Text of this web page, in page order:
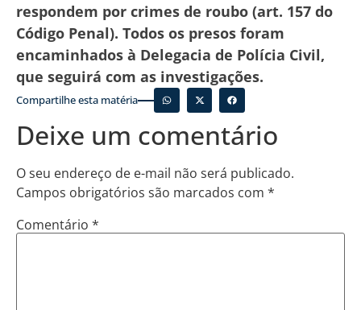
respondem por crimes de roubo (art. 157 do
Código Penal). Todos os presos foram
encaminhados à Delegacia de Polícia Civil,
que seguirá com as investigações.
Compartilhe esta matéria
Deixe um comentário
O seu endereço de e-mail não será publicado.
Campos obrigatórios são marcados com *
Comentário *